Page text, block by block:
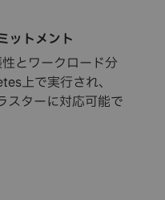
ットメント
とワークロード分
上で実行され、
ターに対応可能で